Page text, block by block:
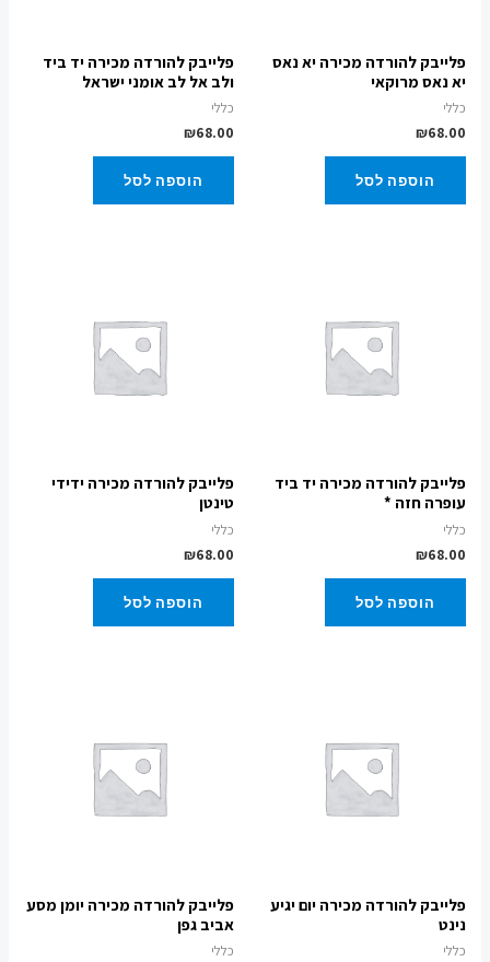
פלייבק להורדה מכירה יא נאס
יא נאס מרוקאי
כללי
₪68.00
הוספה לסל
פלייבק להורדה מכירה יד ביד
ולב אל לב אומני ישראל
כללי
₪68.00
הוספה לסל
פלייבק להורדה מכירה יד ביד
עופרה חזה *
כללי
₪68.00
הוספה לסל
פלייבק להורדה מכירה ידידי
טינטן
כללי
₪68.00
הוספה לסל
פלייבק להורדה מכירה יום יגיע
נינט
כללי
פלייבק להורדה מכירה יומן מסע
אביב גפן
כללי